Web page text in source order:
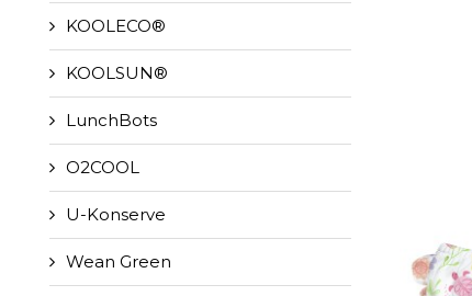
KOOLECO®
KOOLSUN®
LunchBots
O2COOL
U-Konserve
Wean Green